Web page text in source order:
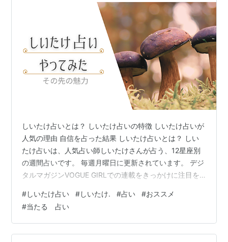
しいたけ占いとは？ しいたけ占いの特徴 しいたけ占いが
人気の理由 自信を占った結果 しいたけ占いとは？ しい
たけ占いは、人気占い師しいたけさんが占う、12星座別
の週間占いです。 毎週月曜日に更新されています。 デジ
タルマガジンVOGUE GIRLでの連載をきっかけに注目を
り、 共感できる内容に、多くの人を魅了しています。 し
いたけ占いの特徴 12星座別週間占いにて、毎週、12星座
それぞれの運勢を独自の視点で占います。 共感とユーモ
アがあり、日常生活に結びつく言葉や、少し笑える表現
#しいたけ占い #しいたけ. #占い #おススメ
#当たる 占い